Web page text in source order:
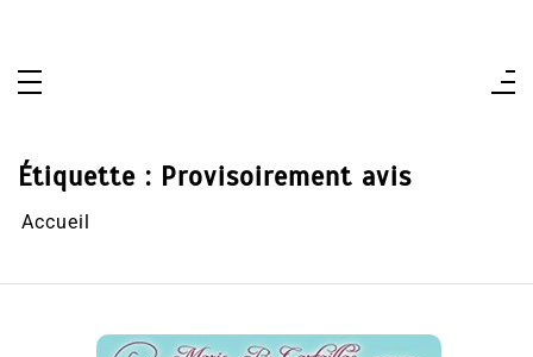
Étiquette : Provisoirement avis
Accueil